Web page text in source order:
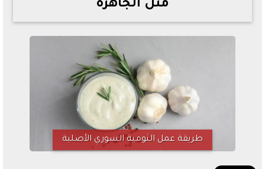
تصرف مثير من ميسي ونجوم الأرجنتين قبل مواجهة مصر
تحسن حالة فضل شاكر الصحية وخروجه من المستشفى |
أسعار الحديد والأسمنت اليوم الإثنين 6 - 7 - 2026
مثل الجاهزة
طريقة عمل الثومية السوري الأصلية